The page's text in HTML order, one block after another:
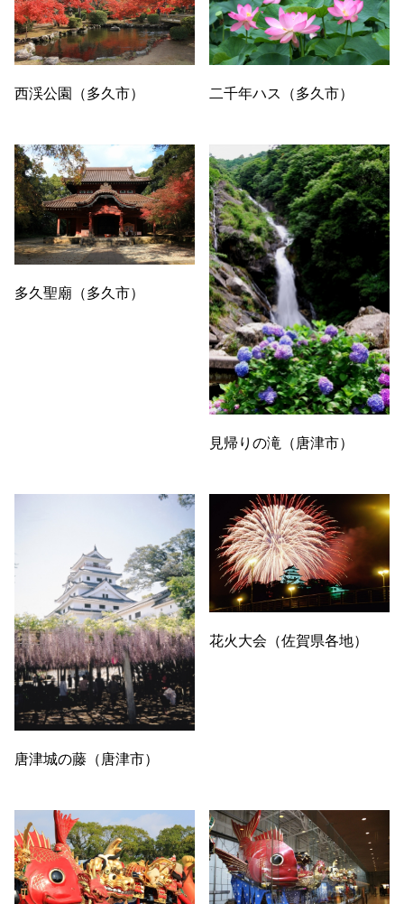
西渓公園（多久市） 二千年ハス（多久市）
多久聖廟（多久市）
見帰りの滝（唐津市）
唐津城の藤（唐津市）
花火大会（佐賀県各地）